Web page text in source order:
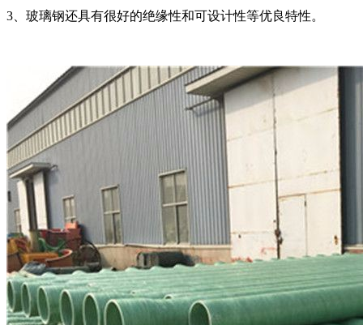
3、玻璃钢还具有很好的绝缘性和可设计性等优良特性。